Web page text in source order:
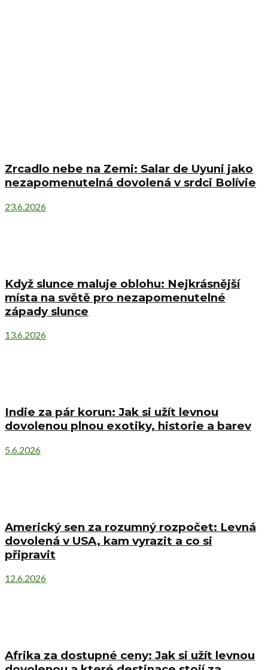
Zrcadlo nebe na Zemi: Salar de Uyuni jako
nezapomenutelná dovolená v srdci Bolívie
23.6.2026
Když slunce maluje oblohu: Nejkrásnější
místa na světě pro nezapomenutelné
západy slunce
13.6.2026
Indie za pár korun: Jak si užít levnou
dovolenou plnou exotiky, historie a barev
5.6.2026
Americký sen za rozumný rozpočet: Levná
dovolená v USA, kam vyrazit a co si
připravit
12.6.2026
Afrika za dostupné ceny: Jak si užít levnou